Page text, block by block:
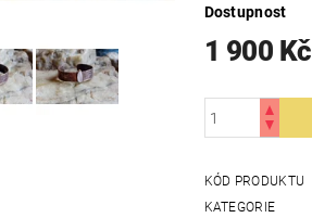
Dostupnost
1 900 Kč
KÓD PRODUKTU
KATEGORIE